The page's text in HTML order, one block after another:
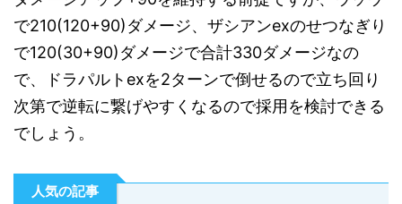
で210(120+90)ダメージ、ザシアンexのせつなぎり
で120(30+90)ダメージで合計330ダメージなの
で、ドラパルトexを2ターンで倒せるので立ち回り
次第で逆転に繋げやすくなるので採用を検討できる
でしょう。
人気の記事